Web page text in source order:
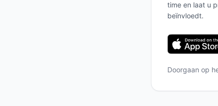
time en laat u
beïnvloedt.
Doorgaan op